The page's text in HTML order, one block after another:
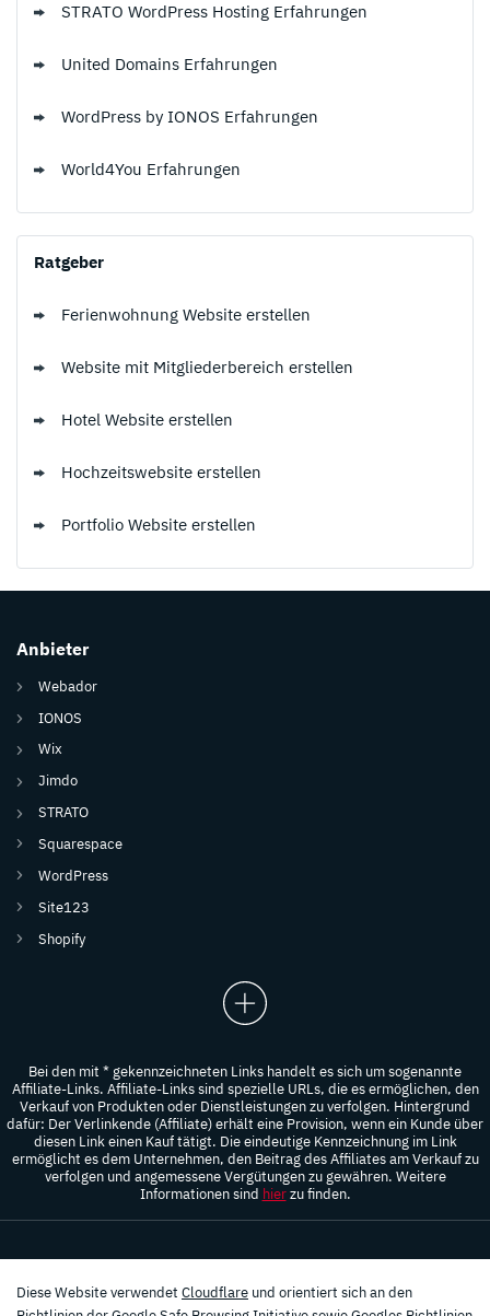
STRATO WordPress Hosting Erfahrungen
United Domains Erfahrungen
WordPress by IONOS Erfahrungen
World4You Erfahrungen
Ratgeber
Ferienwohnung Website erstellen
Website mit Mitgliederbereich erstellen
Hotel Website erstellen
Hochzeitswebsite erstellen
Portfolio Website erstellen
Anbieter
Webador
IONOS
Wix
Jimdo
STRATO
Squarespace
WordPress
Site123
Shopify
Bei den mit * gekennzeichneten Links handelt es sich um sogenannte
Affiliate-Links. Affiliate-Links sind spezielle URLs, die es ermöglichen, den
Verkauf von Produkten oder Dienstleistungen zu verfolgen. Hintergrund
dafür: Der Verlinkende (Affiliate) erhält eine Provision, wenn ein Kunde über
diesen Link einen Kauf tätigt. Die eindeutige Kennzeichnung im Link
ermöglicht es dem Unternehmen, den Beitrag des Affiliates am Verkauf zu
verfolgen und angemessene Vergütungen zu gewähren. Weitere
Informationen sind hierzu finden.
Diese Website verwendet Cloudflare und orientiert sich an den